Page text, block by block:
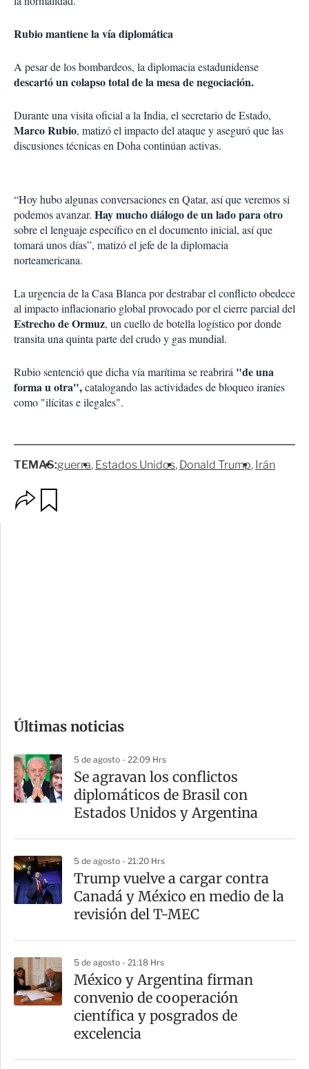
Rubio mantiene la vía diplomática
A pesar de los bombardeos, la diplomacia estadunidense
descartó un colapso total de la mesa de negociación.
Durante una visita oficial a la India, el secretario de Estado,
Marco Rubio, matizó el impacto del ataque y aseguró que las
discusiones técnicas en Doha continúan activas.
“Hoy hubo algunas conversaciones en Qatar, así que veremos si
podemos avanzar. Hay mucho diálogo de un lado para otro
sobre el lenguaje específico en el documento inicial, así que
tomará unos días”, matizó el jefe de la diplomacia
norteamericana.
La urgencia de la Casa Blanca por destrabar el conflicto obedece
al impacto inflacionario global provocado por el cierre parcial del
Estrecho de Ormuz, un cuello de botella logístico por donde
transita una quinta parte del crudo y gas mundial.
Rubio sentenció que dicha vía marítima se reabrirá "de una
forma u otra",catalogando las actividades de bloqueo iraníes
como "ilícitas e ilegales".
TEMAS:guerra Estados Unidos Donald Trump Irán
m
a
r
t
Últimas noticias
5 de agosto - 22:09 Hrs
Se agravan los conflictos
diplomáticos de Brasil con
Estados Unidos y Argentina
5 de agosto - 21:20 Hrs
Trump vuelve a cargar contra
Canadá y México en medio de la
revisión del T-MEC
5 de agosto - 21:18 Hrs
México y Argentina firman
convenio de cooperación
científica y posgrados de
excelencia